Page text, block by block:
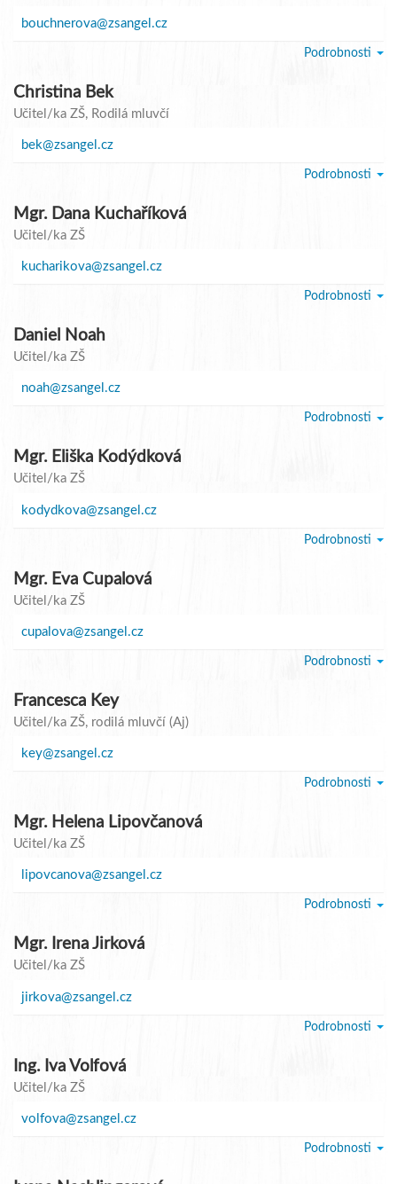
bouchnerova@zsangel.cz
Podrobnosti
Christina Bek
Učitel/ka ZŠ, Rodilá mluvčí
bek@zsangel.cz
Podrobnosti
Mgr. Dana Kuchaříková
Učitel/ka ZŠ
kucharikova@zsangel.cz
Podrobnosti
Daniel Noah
Učitel/ka ZŠ
noah@zsangel.cz
Podrobnosti
Mgr. Eliška Kodýdková
Učitel/ka ZŠ
kodydkova@zsangel.cz
Podrobnosti
Mgr. Eva Cupalová
Učitel/ka ZŠ
cupalova@zsangel.cz
Podrobnosti
Francesca Key
Učitel/ka ZŠ, rodilá mluvčí (Aj)
key@zsangel.cz
Podrobnosti
Mgr. Helena Lipovčanová
Učitel/ka ZŠ
lipovcanova@zsangel.cz
Podrobnosti
Mgr. Irena Jirková
Učitel/ka ZŠ
jirkova@zsangel.cz
Podrobnosti
Ing. Iva Volfová
Učitel/ka ZŠ
volfova@zsangel.cz
Podrobnosti